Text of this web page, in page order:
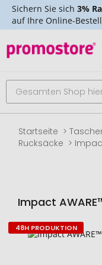
Sichern Sie sich 3%
auf Ihre Online-
Startseite
Rucksäcke
Impact
Zum
48H PRODUKTION